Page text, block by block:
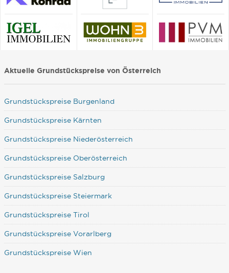
Aktuelle Grundstückspreise von Österreich
Grundstückspreise Burgenland
Grundstückspreise Kärnten
Grundstückspreise Niederösterreich
Grundstückspreise Oberösterreich
Grundstückspreise Salzburg
Grundstückspreise Steiermark
Grundstückspreise Tirol
Grundstückspreise Vorarlberg
Grundstückspreise Wien